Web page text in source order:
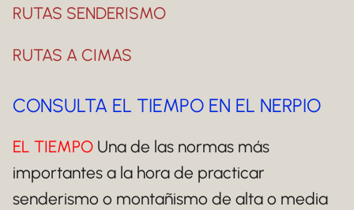
RUTAS SENDERISMO
RUTAS A CIMAS
CONSULTA EL TIEMPO EN EL NERPIO
EL TIEMPO Una de las normas más
importantes a la hora de practicar
senderismo o montañismo de alta o media